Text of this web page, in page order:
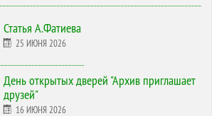
Статья А.Фатиева
25 ИЮНЯ 2026
День открытых дверей "Архив приглашает
друзей"
16 ИЮНЯ 2026